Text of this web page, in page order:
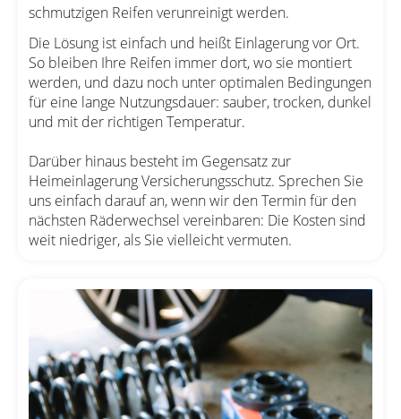
schmutzigen Reifen verunreinigt werden.
Die Lösung ist einfach und heißt Einlagerung vor Ort.
So bleiben Ihre Reifen immer dort, wo sie montiert
werden, und dazu noch unter optimalen Bedingungen
für eine lange Nutzungsdauer: sauber, trocken, dunkel
und mit der richtigen Temperatur.
Darüber hinaus besteht im Gegensatz zur
Heimeinlagerung Versicherungsschutz. Sprechen Sie
uns einfach darauf an, wenn wir den Termin für den
nächsten Räderwechsel vereinbaren: Die Kosten sind
weit niedriger, als Sie vielleicht vermuten.